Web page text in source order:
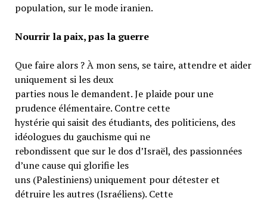
population, sur le mode iranien.
Nourrir la paix, pas la guerre
Que faire alors ? À mon sens, se taire, attendre et aider
uniquement si les deux
parties nous le demandent. Je plaide pour une
prudence élémentaire. Contre cette
hystérie qui saisit des étudiants, des politiciens, des
idéologues du gauchisme qui ne
rebondissent que sur le dos d’Israël, des passionnées
d’une cause qui glorifie les
uns (Palestiniens) uniquement pour détester et
détruire les autres (Israéliens). Cette